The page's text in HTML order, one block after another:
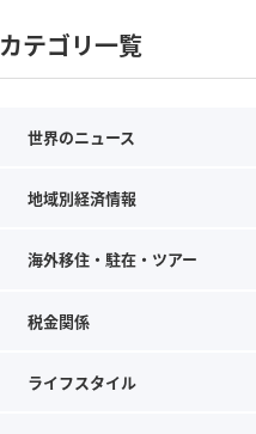
カテゴリ一覧
世界のニュース
地域別経済情報
海外移住・駐在・ツアー
税金関係
ライフスタイル